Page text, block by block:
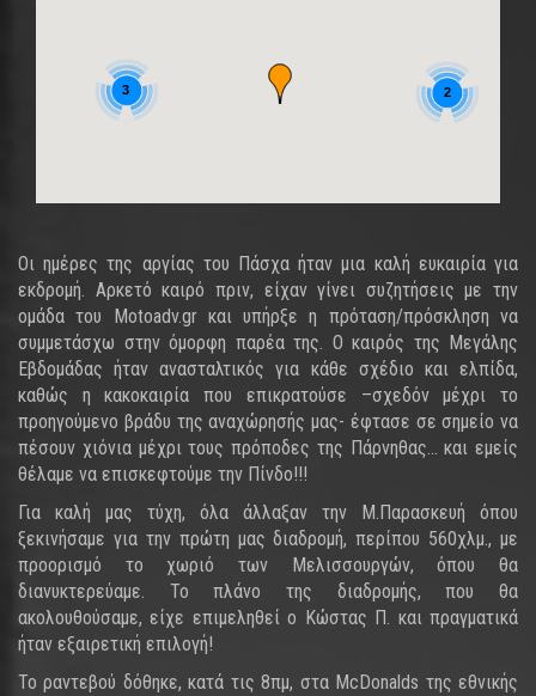
2
3
Οι ημέρες της αργίας του Πάσχα ήταν μια καλή ευκαιρία για
εκδρομή. Αρκετό καιρό πριν, είχαν γίνει συζητήσεις με την
ομάδα του Motoadv.gr και υπήρξε η πρόταση/πρόσκληση να
συμμετάσχω στην όμορφη παρέα της. Ο καιρός της Μεγάλης
Εβδομάδας ήταν ανασταλτικός για κάθε σχέδιο και ελπίδα,
καθώς η κακοκαιρία που επικρατούσε –σχεδόν μέχρι το
προηγούμενο βράδυ της αναχώρησής μας- έφτασε σε σημείο να
πέσουν χιόνια μέχρι τους πρόποδες της Πάρνηθας... και εμείς
θέλαμε να επισκεφτούμε την Πίνδο!!!
Για καλή μας τύχη, όλα άλλαξαν την Μ.Παρασκευή όπου
ξεκινήσαμε για την πρώτη μας διαδρομή, περίπου 560χλμ., με
προορισμό το χωριό των Μελισσουργών, όπου θα
διανυκτερεύαμε. Το πλάνο της διαδρομής, που θα
ακολουθούσαμε, είχε επιμεληθεί ο Κώστας Π. και πραγματικά
ήταν εξαιρετική επιλογή!
Το ραντεβού δόθηκε, κατά τις 8πμ, στα McDonalds της εθνικής